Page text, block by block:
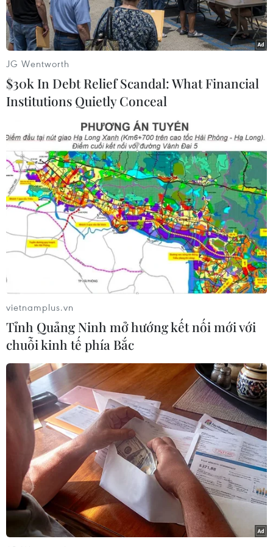
khi vận chuyển.
Google sẽ số hóa khoảng 120.000 cuốn sách từ các bộ sách
tiếng Hebrew. (Nguồn: AP)
Ngày 13/11, Thư viện quốc gia Israel thông báo
nước này đang phối hợp với Google để số hóa
khoảng 120.000 cuốn sách từ các bộ sách tiếng
Hebrew và đăng lên mạng Internet để phục vụ
các nhu cầu sử dụng của cộng đồng.
Trong thông báo, Thư viện quốc gia Israel cho
biết hoạt động phối hợp trên sẽ giúp gia tăng số
sách được cung cấp bằng tiếng Hebrew trong
thư viện trực tuyến của Google Books.
Hiện Thư viện quốc gia Israel cũng đã bắt đầu
chuyển khoảng 50.000 cuốn sách tới trung tâm
số hóa của Google tại Đức, trong khi khoảng
20.000 cuốn sách khác sẽ được số hóa trong
nước do dễ bị hư hỏng khi vận chuyển và thuộc
loại hiếm.
Cũng trong thông báo, tiến sỹ Yoel Finkelman,
JG Wentworth
$30k In Debt Relief Scandal: What Financial
Institutions Quietly Conceal
vietnamplus.vn
Tỉnh Quảng Ninh mở hướng kết nối mới với
chuỗi kinh tế phía Bắc